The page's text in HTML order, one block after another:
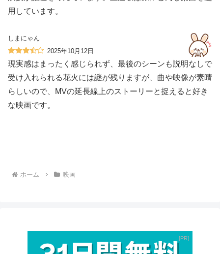
用しています。
しまにゃん
2025年10月12日
現実感はまったく感じられず、最後のシーンも説明なしで
受け入れられる花火には謎が残りますが、曲や映像が素晴
らしいので、MVの延長線上のストーリーと捉えると好き
な映画です。
ホーム 映画
PR